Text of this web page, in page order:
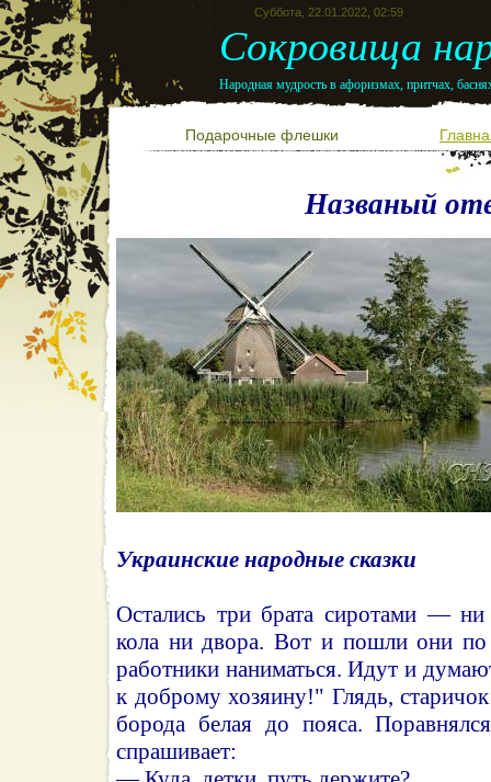
Суббота, 22.01.2022, 02:59
Сокровища
Народная мудрость в афоризмах, притчах,
Подарочные флешки
Названый
Украинские народные сказки
Остались три брата сиротами —
кола ни двора. Вот и пошли они по
работники наниматься. Идут и
к доброму хозяину!" Глядь,
борода белая до пояса.
спрашивает: